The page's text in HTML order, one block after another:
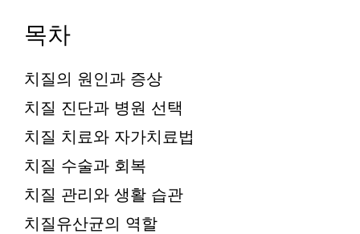
목차
치질의 원인과 증상
치질 진단과 병원 선택
치질 치료와 자가치료법
치질 수술과 회복
치질 관리와 생활 습관
치질유산균의 역할